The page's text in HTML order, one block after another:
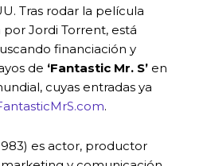
Tras rodar la película
por Jordi Torrent, está
financiación y
de ‘Fantastic Mr. S’ en
cuyas entradas ya
.
es actor, productor